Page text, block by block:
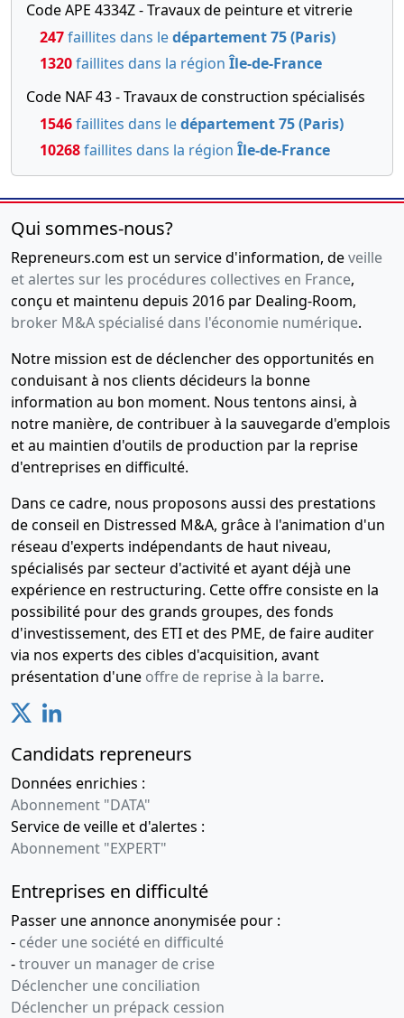
Code APE 4334Z - Travaux de peinture et vitrerie
247faillites dans ledépartement 75 (Paris)
1320faillites dans la région Île-de-France
Code NAF 43 - Travaux de construction spécialisés
1546faillites dans ledépartement 75 (Paris)
10268faillites dans la région Île-de-France
Qui sommes-nous?
Repreneurs.com est un service d'information, deveille
et alertes sur les procédures collectives en France,
conçu et maintenu depuis 2016 par Dealing-Room,
broker M&A spécialisé dans l'économie numérique.
Notre mission est de déclencher des opportunités en
conduisant à nos clients décideurs la bonne
information au bon moment. Nous tentons ainsi, à
notre manière, de contribuer à la sauvegarde d'emplois
et au maintien d'outils de production par la reprise
d'entreprises en difficulté.
Dans ce cadre, nous proposons aussi des prestations
de conseil en Distressed M&A, grâce à l'animation d'un
réseau d'experts indépendants de haut niveau,
spécialisés par secteur d'activité et ayant déjà une
expérience en restructuring. Cette offre consiste en la
possibilité pour des grands groupes, des fonds
d'investissement, des ETI et des PME, de faire auditer
via nos experts des cibles d'acquisition, avant
présentation d'une offre de reprise à la barre.
Candidats repreneurs
Données enrichies :
Abonnement "DATA"
Service de veille et d'alertes :
Abonnement "EXPERT"
Entreprises en difficulté
Passer une annonce anonymisée pour :
- céder une société en difficulté
-trouver un manager de crise
Déclencher une conciliation
Déclencher un prépack cession